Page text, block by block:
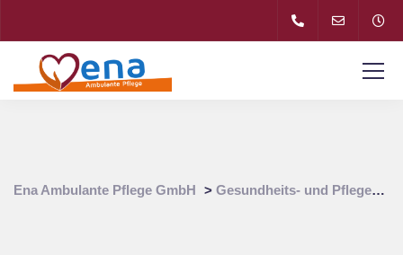
Ena Ambulante Pflege GmbH > Gesundheits- und Pflegeassistent (m/w/d)